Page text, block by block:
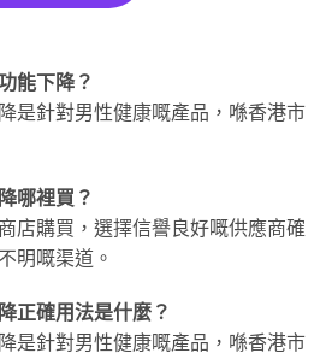
能下降？
是針對男性健康嘅產品，喺香港市
哪裡買？
店購買，選擇信譽良好嘅供應商確
明嘅渠道。
正確用法是什麼？
是針對男性健康嘅產品，喺香港市